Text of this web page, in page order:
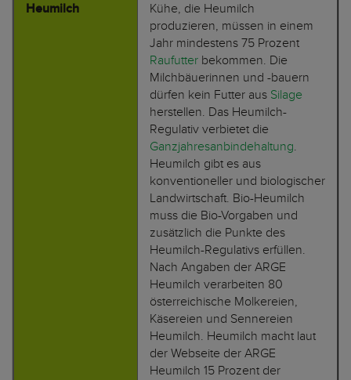
Heumilch
Kühe, die Heumilch
produzieren, müssen in einem
Jahr mindestens 75 Prozent
Raufutter bekommen. Die
Milchbäuerinnen und -bauern
dürfen kein Futter aus Silage
herstellen. Das Heumilch-
Regulativ verbietet die
Ganzjahresanbindehaltung.
Heumilch gibt es aus
konventioneller und biologischer
Landwirtschaft. Bio-Heumilch
muss die Bio-Vorgaben und
zusätzlich die Punkte des
Heumilch-Regulativs erfüllen.
Nach Angaben der ARGE
Heumilch verarbeiten 80
österreichische Molkereien,
Käsereien und Sennereien
Heumilch. Heumilch macht laut
der Webseite der ARGE
Heumilch 15 Prozent der